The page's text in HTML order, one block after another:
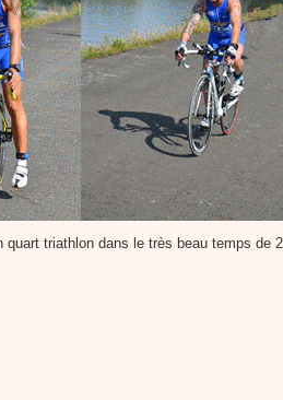
triathlon dans le très beau temps de 2